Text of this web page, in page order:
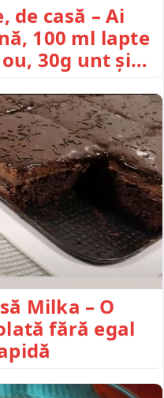
de casă – Ai
100 ml lapte
30g unt și…
Milka – O
fără egal